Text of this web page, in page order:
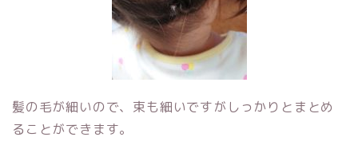
髪の毛が細いので、束も細いですがしっかりとまとめ
ることができます。